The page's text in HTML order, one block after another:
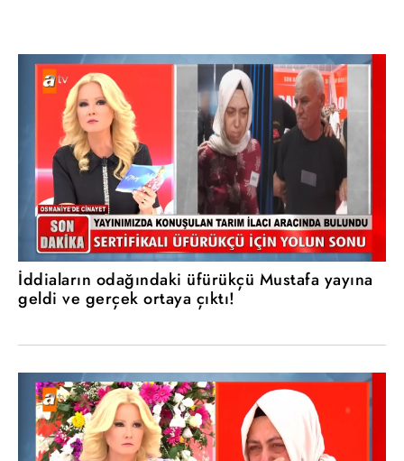
İddiaların odağındaki üfürükçü Mustafa yayına
geldi ve gerçek ortaya çıktı!